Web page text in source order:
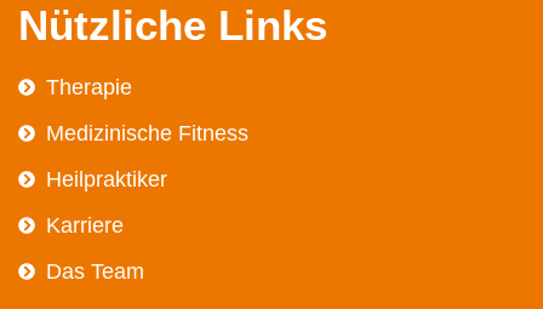
Nützliche Links
Therapie
Medizinische Fitness
Heilpraktiker
Karriere
Das Team